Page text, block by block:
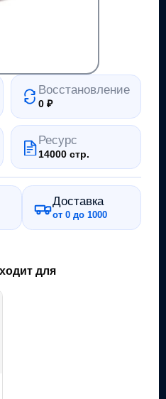
Восстановление
0₽
Ресурс
14000 стр.
Доставка
от 0 до 1000
для